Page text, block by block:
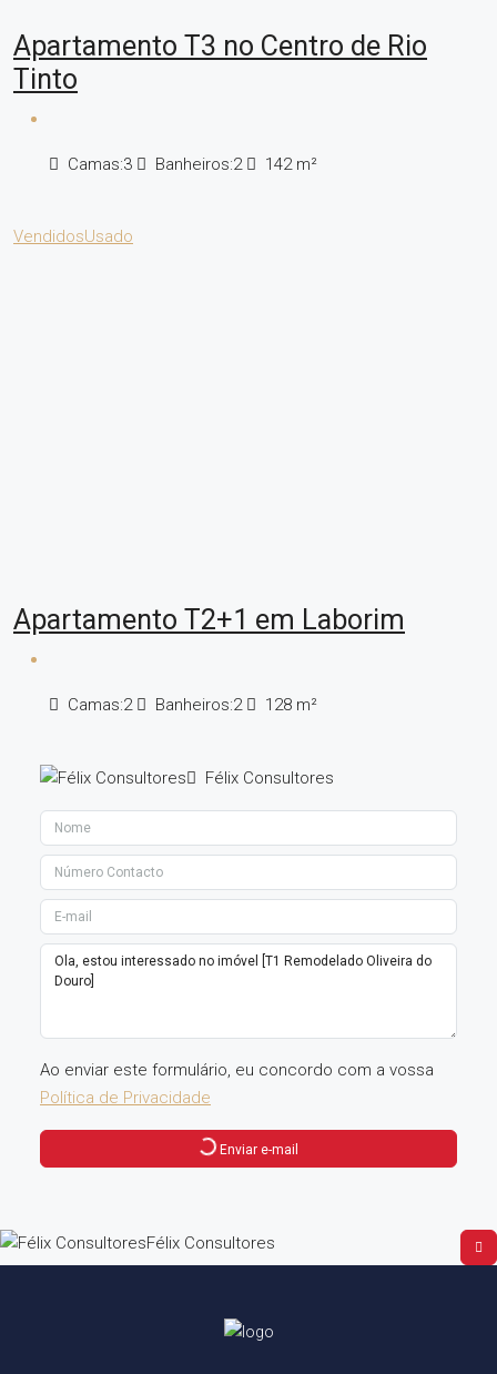
Apartamento T3 no Centro de Rio
Tinto
Camas:3 Banheiros:2 142 m²
VendidosUsado
Apartamento T2+1 em Laborim
Camas:2 Banheiros:2 128 m²
Félix Consultores
Ao enviar este formulário, eu concordo com a vossa
Política de Privacidade
Enviar e-mail
Félix Consultores